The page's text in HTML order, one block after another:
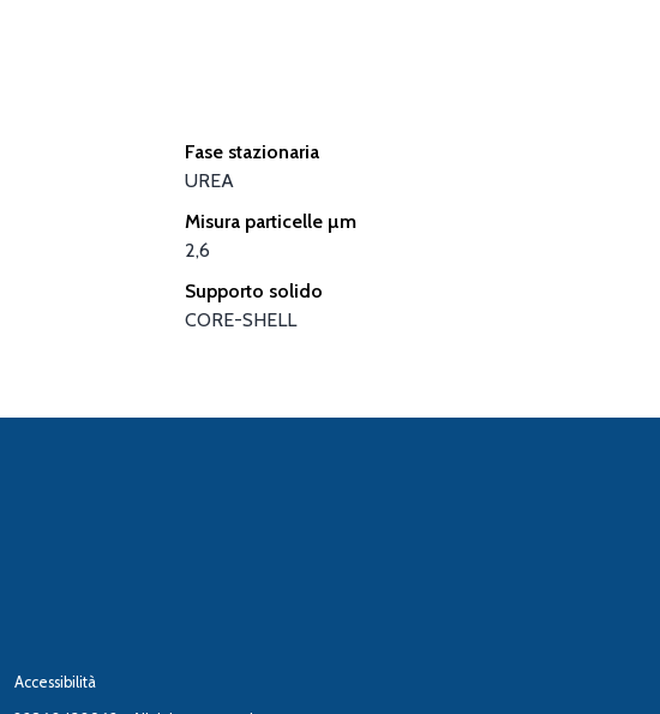
Fase stazionaria
UREA
Misura particelle µm
2,6
Supporto solido
CORE-SHELL
Accessibilità